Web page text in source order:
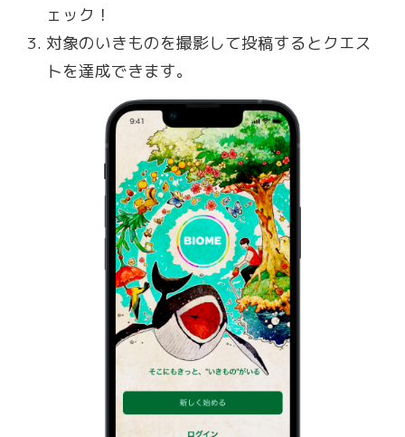
ェック！
対象のいきものを撮影して投稿するとクエス
トを達成できます。